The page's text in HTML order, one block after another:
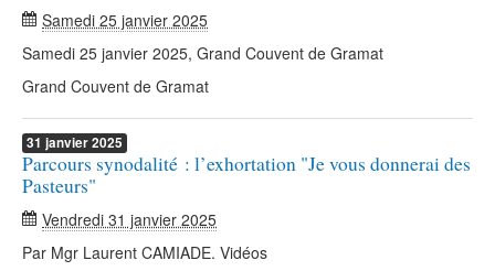
Samedi 25 janvier 2025
Samedi 25 janvier 2025, Grand Couvent de Gramat
Grand Couvent de Gramat
31 janvier2025
Parcours synodalité : l’exhortation "Je vous donnerai des
Pasteurs"
Vendredi 31 janvier 2025
Par Mgr Laurent CAMIADE. Vidéos